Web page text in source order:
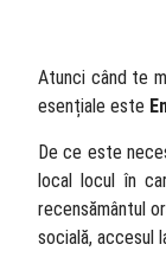
Atunci când te
esențiale este
De ce este
local locul în
recensământul
socială, accesul